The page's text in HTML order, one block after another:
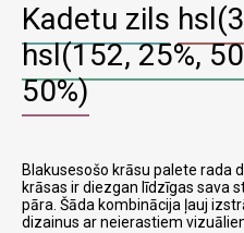
Kadetu zils
hsl(152, 25%,
50%)
Blakusesošo krāsu palete rada
krāsas ir diezgan līdzīgas sava
pāra. Šāda kombinācija ļauj
dizainus ar neierastiem